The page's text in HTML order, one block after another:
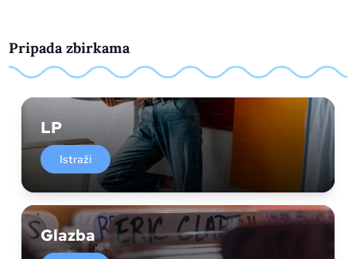
Pripada zbirkama
LP
Istraži
Glazba